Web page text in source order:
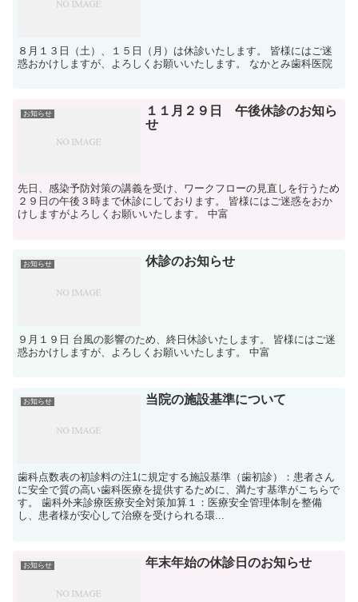
８月１３日（土）、１５日（月）は休診いたします。 皆様にはご迷
惑おかけしますが、よろしくお願いいたします。 なかとみ歯科医院
お知らせ
１１月２９日 午後休診のお知ら
せ
先日、感染予防対策の講義を受け、ワークフローの見直しを行うため
２９日の午後３時まで休診にしております。 皆様にはご迷惑をおか
けしますがよろしくお願いいたします。 中富
お知らせ 休診のお知らせ
９月１９日 台風の影響のため、終日休診いたします。 皆様にはご迷
惑おかけしますが、よろしくお願いいたします。 中富
お知らせ 当院の施設基準について
歯科点数表の初診料の注1に規定する施設基準（歯初診）：患者さん
に安全で質の高い歯科医療を提供するために、満たす基準がこちらで
す。 歯科外来診療医療安全対策加算１：医療安全管理体制を整備
し、患者様が安心して治療を受けられる環...
お知らせ 年末年始の休診日のお知らせ